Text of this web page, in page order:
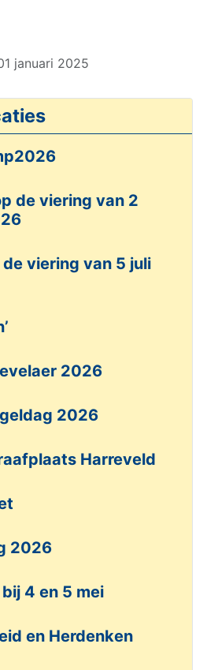
januari 2025
de viering van 2
viering van 5 juli
2026
2026
Harreveld
2026
4 en 5 mei
en Herdenken